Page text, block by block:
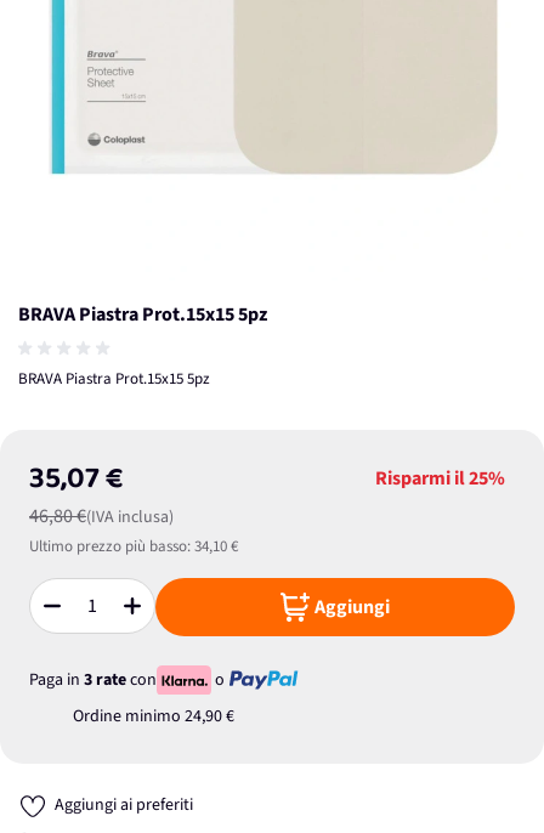
BRAVA Piastra Prot.15x15 5pz
BRAVA Piastra Prot.15x15 5pz
35,07 €
46,80 €(IVA inclusa)
Risparmi il25%
Ultimo prezzo più basso:34,10 €
Quantità Aggiungi
Paga in 3 ratecon
o
Ordine minimo 24,90 €
Aggiungi ai preferiti